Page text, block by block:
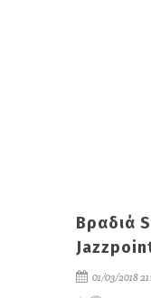
Βραδιά
01/03/2018